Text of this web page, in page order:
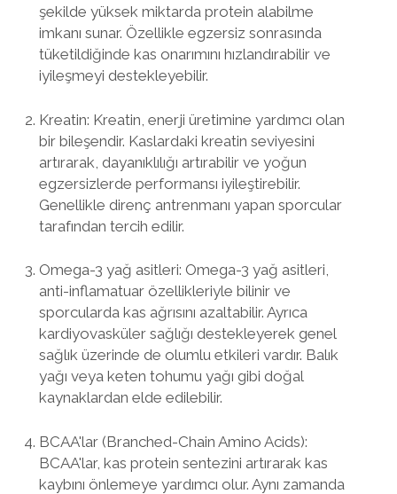
şekilde yüksek miktarda protein alabilme
imkanı sunar. Özellikle egzersiz sonrasında
tüketildiğinde kas onarımını hızlandırabilir ve
iyileşmeyi destekleyebilir.
Kreatin: Kreatin, enerji üretimine yardımcı olan
bir bileşendir. Kaslardaki kreatin seviyesini
artırarak, dayanıklılığı artırabilir ve yoğun
egzersizlerde performansı iyileştirebilir.
Genellikle direnç antrenmanı yapan sporcular
tarafından tercih edilir.
Omega-3 yağ asitleri: Omega-3 yağ asitleri,
anti-inflamatuar özellikleriyle bilinir ve
sporcularda kas ağrısını azaltabilir. Ayrıca
kardiyovasküler sağlığı destekleyerek genel
sağlık üzerinde de olumlu etkileri vardır. Balık
yağı veya keten tohumu yağı gibi doğal
kaynaklardan elde edilebilir.
BCAA'lar (Branched-Chain Amino Acids):
BCAA'lar, kas protein sentezini artırarak kas
kaybını önlemeye yardımcı olur. Aynı zamanda